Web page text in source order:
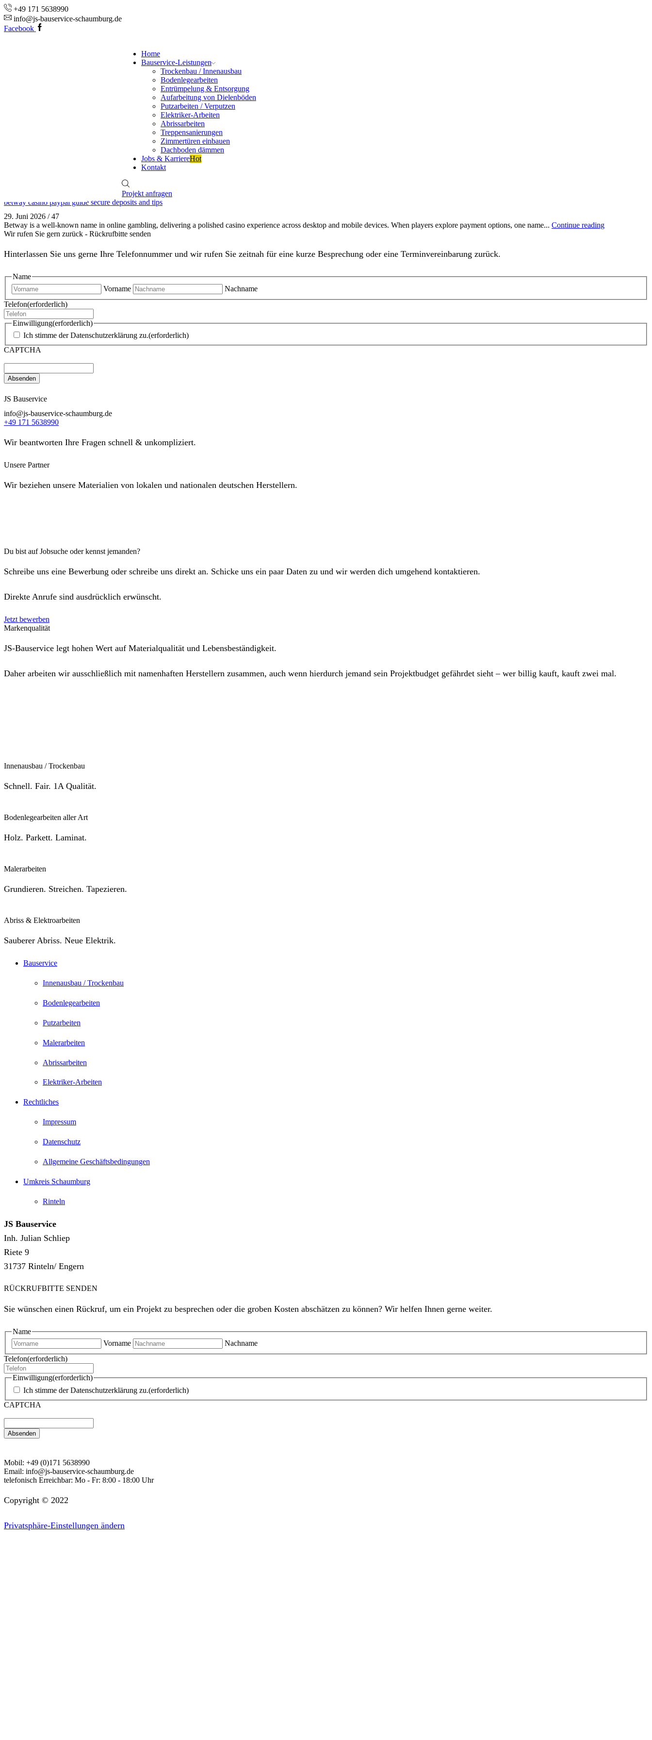
+49 171 5638990
info@js-bauservice-schaumburg.de
Facebook
Home
Bauservice-Leistungen
Trockenbau / Innenausbau
Bodenlegearbeiten
Entrümpelung & Entsorgung
Aufarbeitung von Dielenböden
Putzarbeiten / Verputzen
Elektriker-Arbeiten
Abrissarbeiten
Treppensanierungen
Zimmertüren einbauen
Dachboden dämmen
Jobs & KarriereHot
Kontakt
Projekt anfragen
betway casino paypal guide secure deposits and tips
29. Juni 2026 / 47
Betway is a well-known name in online gambling, delivering a polished casino experience across desktop and mobile devices. When players explore payment options, one name... Continue reading
Wir rufen Sie gern zurück - Rückrufbitte senden
Hinterlassen Sie uns gerne Ihre Telefonnummer und wir rufen Sie zeitnah für eine kurze Besprechung oder eine Terminvereinbarung zurück.
Name
Vorname
Nachname
Telefon(erforderlich)
Einwilligung(erforderlich)
Ich stimme der Datenschutzerklärung zu.(erforderlich)
CAPTCHA
JS Bauservice
info@js-bauservice-schaumburg.de
+49 171 5638990
Wir beantworten Ihre Fragen schnell & unkompliziert.
Unsere Partner
Wir beziehen unsere Materialien von lokalen und nationalen deutschen Herstellern.
Du bist auf Jobsuche oder kennst jemanden?
Schreibe uns eine Bewerbung oder schreibe uns direkt an. Schicke uns ein paar Daten zu und wir werden dich umgehend kontaktieren.
Direkte Anrufe sind ausdrücklich erwünscht.
Jetzt bewerben
Markenqualität
JS-Bauservice legt hohen Wert auf Materialqualität und Lebensbeständigkeit.
Daher arbeiten wir ausschließlich mit namenhaften Herstellern zusammen, auch wenn hierdurch jemand sein Projektbudget gefährdet sieht – wer billig kauft, kauft zwei mal.
Innenausbau / Trockenbau
Schnell. Fair. 1A Qualität.
Bodenlegearbeiten aller Art
Holz. Parkett. Laminat.
Malerarbeiten
Grundieren. Streichen. Tapezieren.
Abriss & Elektroarbeiten
Sauberer Abriss. Neue Elektrik.
Bauservice
Innenausbau / Trockenbau
Bodenlegearbeiten
Putzarbeiten
Malerarbeiten
Abrissarbeiten
Elektriker-Arbeiten
Rechtliches
Impressum
Datenschutz
Allgemeine Geschäftsbedingungen
Umkreis Schaumburg
Rinteln
JS Bauservice
Inh. Julian Schliep
Riete 9
31737 Rinteln/ Engern
RÜCKRUFBITTE SENDEN
Sie wünschen einen Rückruf, um ein Projekt zu besprechen oder die groben Kosten abschätzen zu können? Wir helfen Ihnen gerne weiter.
Name
Vorname
Nachname
Telefon(erforderlich)
Einwilligung(erforderlich)
Ich stimme der Datenschutzerklärung zu.(erforderlich)
CAPTCHA
Mobil: +49 (0)171 5638990
Email: info@js-bauservice-schaumburg.de
telefonisch Erreichbar: Mo - Fr: 8:00 - 18:00 Uhr
Copyright © 2022
Privatsphäre-Einstellungen ändern